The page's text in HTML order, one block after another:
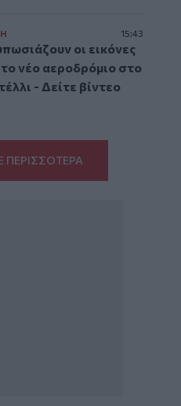
15:43
οι εικόνες
νέο αεροδρόμιο στο
- Δείτε βίντεο
ΠΕΡΙΣΣΟΤΕΡΑ